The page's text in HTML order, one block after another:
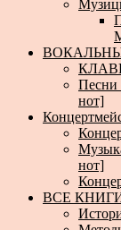
Песни
нот]
нот]
ВСЕ